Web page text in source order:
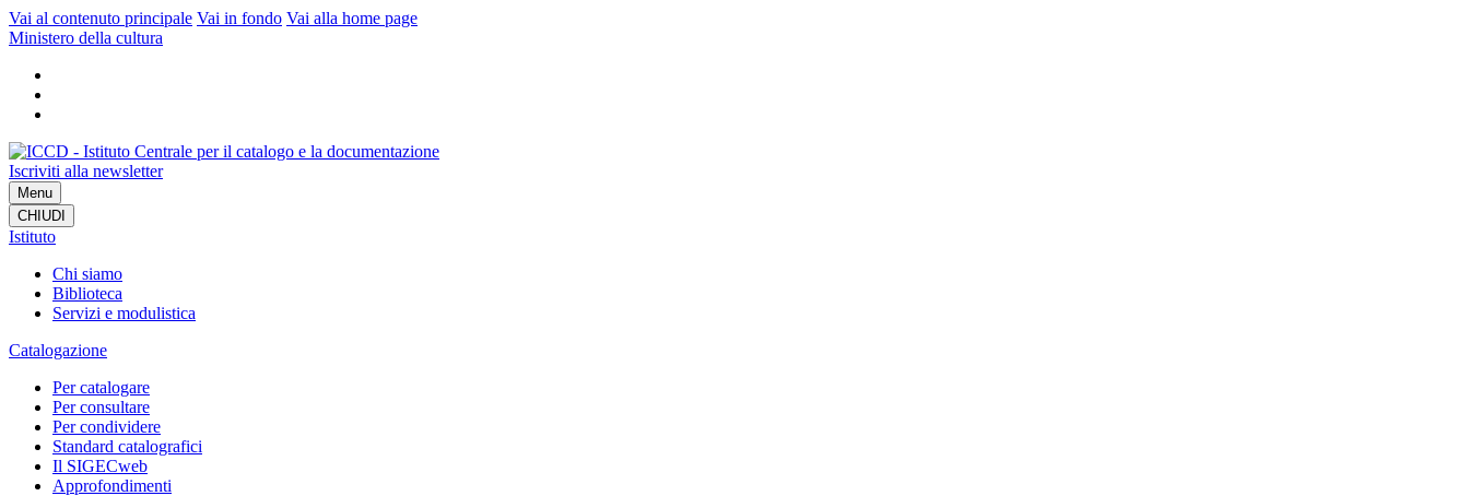
Vai al contenuto principale Vai in fondo Vai alla home page
Ministero della cultura
Iscriviti alla newsletter
Menu
CHIUDI
Istituto
Chi siamo
Biblioteca
Servizi e modulistica
Catalogazione
Per catalogare
Per consultare
Per condividere
Standard catalografici
Il SIGECweb
Approfondimenti